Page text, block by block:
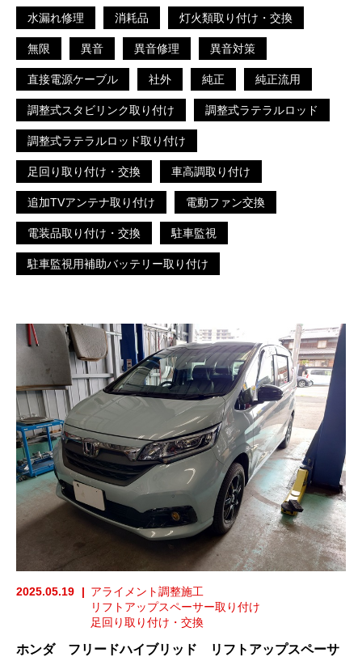
水漏れ修理 消耗品 灯火類取り付け・交換
無限 異音 異音修理 異音対策
直接電源ケーブル 社外 純正 純正流用
調整式スタビリンク取り付け 調整式ラテラルロッド
調整式ラテラルロッド取り付け
足回り取り付け・交換 車高調取り付け
追加TVアンテナ取り付け 電動ファン交換
電装品取り付け・交換 駐車監視
駐車監視用補助バッテリー取り付け
2025.05.19
アライメント調整施工
リフトアップスペーサー取り付け
足回り取り付け・交換
ホンダ フリードハイブリッド リフトアップスペーサ